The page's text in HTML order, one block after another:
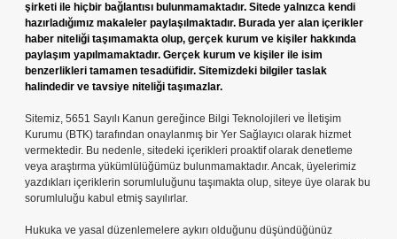
şirketi ile hiçbir bağlantısı bulunmamaktadır. Sitede yalnızca kendi
hazırladığımız makaleler paylaşılmaktadır. Burada yer alan içerikler
haber niteliği taşımamakta olup, gerçek kurum ve kişiler hakkında
paylaşım yapılmamaktadır. Gerçek kurum ve kişiler ile isim
benzerlikleri tamamen tesadüfidir. Sitemizdeki bilgiler taslak
halindedir ve tavsiye niteliği taşımazlar.
Sitemiz, 5651 Sayılı Kanun gereğince Bilgi Teknolojileri ve İletişim
Kurumu (BTK) tarafından onaylanmış bir Yer Sağlayıcı olarak hizmet
vermektedir. Bu nedenle, sitedeki içerikleri proaktif olarak denetleme
veya araştırma yükümlülüğümüz bulunmamaktadır. Ancak, üyelerimiz
yazdıkları içeriklerin sorumluluğunu taşımakta olup, siteye üye olarak bu
sorumluluğu kabul etmiş sayılırlar.
Hukuka ve yasal düzenlemelere aykırı olduğunu düşündüğünüz